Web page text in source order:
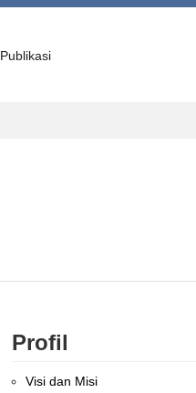
Publikasi
Profil
Visi dan Misi